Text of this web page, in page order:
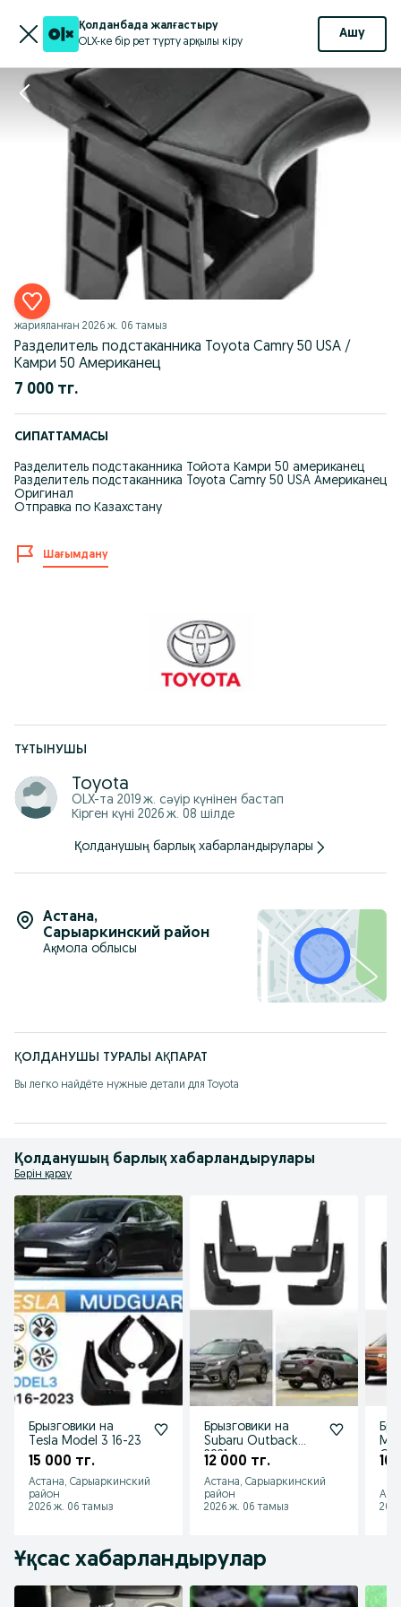
Қолданбада жалғастыру
OLX-ке бір рет түрту арқылы кіру
Ашу
жарияланған 2026 ж. 06 тамыз
Разделитель подстаканника Toyota Camry 50 USA /
Камри 50 Американец
7 000 тг.
СИПАТТАМАСЫ
Разделитель подстаканника Тойота Камри 50 американец
Разделитель подстаканника Toyota Camry 50 USA Американец
Оригинал
Отправка по Казахстану
Шағымдану
ТҰТЫНУШЫ
Toyota
OLX-та 2019 ж. сәуір күнінен бастап
Кірген күні 2026 ж. 08 шілде
Қолданушың барлық хабарландырулары
Астана,
Сарыаркинский район
Ақмола облысы
ҚОЛДАНУШЫ ТУРАЛЫ АҚПАРАТ
Вы легко найдёте нужные детали для Toyota
Қолданушың барлық хабарландырулары
Бәрін қарау
Брызговики на
Tesla Model 3 16-23
15 000 тг.
Астана, Сарыаркинский
район
2026 ж. 06 тамыз
Брызговики на
Subaru Outback
2021
12 000 тг.
Астана, Сарыаркинский
район
2026 ж. 06 тамыз
10
Ұқсас хабарландырулар